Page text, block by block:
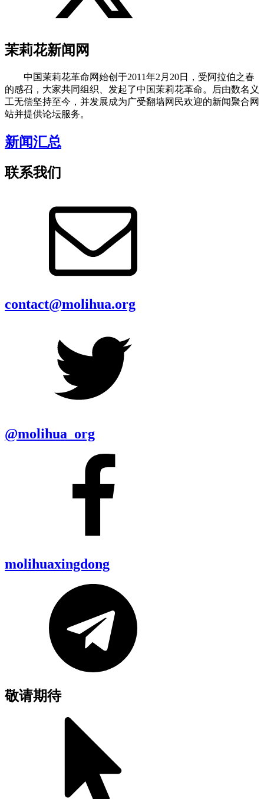
茉莉花新闻网
中国茉莉花革命网始创于2011年2月20日，受阿拉伯之春
的感召，大家共同组织、发起了中国茉莉花革命。后由数名义
工无偿坚持至今，并发展成为广受翻墙网民欢迎的新闻聚合网
站并提供论坛服务。
新闻汇总
联系我们
contact@molihua.org
@molihua_org
molihuaxingdong
敬请期待